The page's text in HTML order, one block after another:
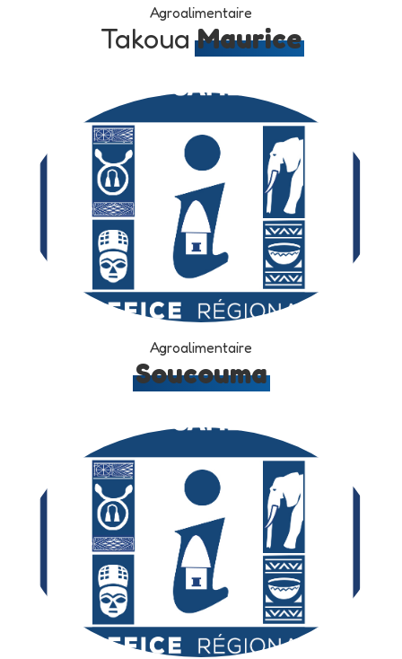
Agroalimentaire
TakouaMaurice
Agroalimentaire
Soucouma